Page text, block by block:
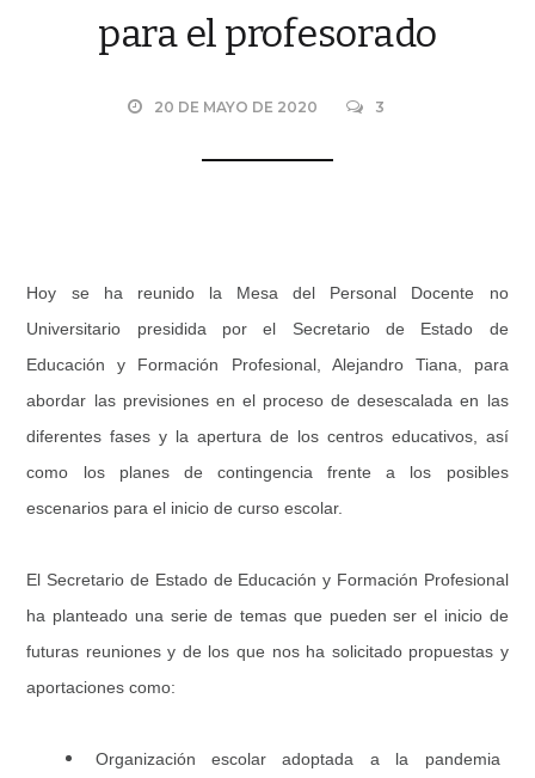
para el profesorado
20 DE MAYO DE 2020 3
Hoy se ha reunido la Mesa del Personal Docente no
Universitario presidida por el Secretario de Estado de
Educación y Formación Profesional, Alejandro Tiana, para
abordar las previsiones en el proceso de desescalada en las
diferentes fases y la apertura de los centros educativos, así
como los planes de contingencia frente a los posibles
escenarios para el inicio de curso escolar.
El Secretario de Estado de Educación y Formación Profesional
ha planteado una serie de temas que pueden ser el inicio de
futuras reuniones y de los que nos ha solicitado propuestas y
aportaciones como:
Organización escolar adoptada a la pandemia